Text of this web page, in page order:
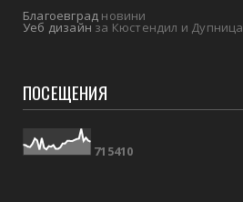
Благоевград новини
Уеб дизайнза Кюстендил и Дупница
ПОСЕЩЕНИЯ
71 5410